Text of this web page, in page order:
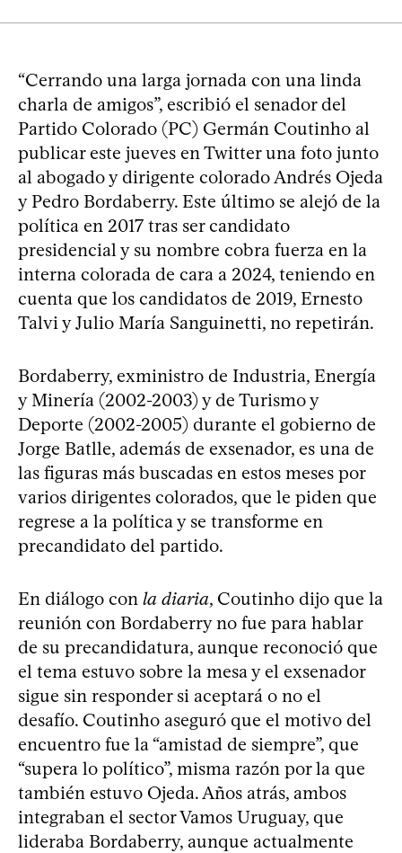
“Cerrando una larga jornada con una linda
charla de amigos”, escribió el senador del
Partido Colorado (PC) Germán Coutinho al
publicar este jueves en Twitter una foto junto
al abogado y dirigente colorado Andrés Ojeda
y Pedro Bordaberry. Este último se alejó de la
política en 2017 tras ser candidato
presidencial y su nombre cobra fuerza en la
interna colorada de cara a 2024, teniendo en
cuenta que los candidatos de 2019, Ernesto
Talvi y Julio María Sanguinetti, no repetirán.
Bordaberry, exministro de Industria, Energía
y Minería (2002-2003) y de Turismo y
Deporte (2002-2005) durante el gobierno de
Jorge Batlle, además de exsenador, es una de
las figuras más buscadas en estos meses por
varios dirigentes colorados, que le piden que
regrese a la política y se transforme en
precandidato del partido.
En diálogo con la diaria, Coutinho dijo que la
reunión con Bordaberry no fue para hablar
de su precandidatura, aunque reconoció que
el tema estuvo sobre la mesa y el exsenador
sigue sin responder si aceptará o no el
desafío. Coutinho aseguró que el motivo del
encuentro fue la “amistad de siempre”, que
“supera lo político”, misma razón por la que
también estuvo Ojeda. Años atrás, ambos
integraban el sector Vamos Uruguay, que
lideraba Bordaberry, aunque actualmente